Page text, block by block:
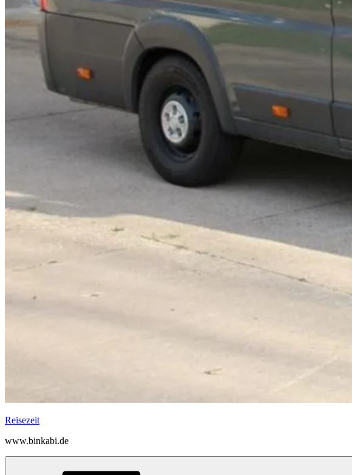
Reisezeit
www.binkabi.de